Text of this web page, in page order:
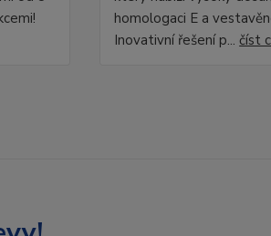
homologaci E a
Inovativní řešení p...číst